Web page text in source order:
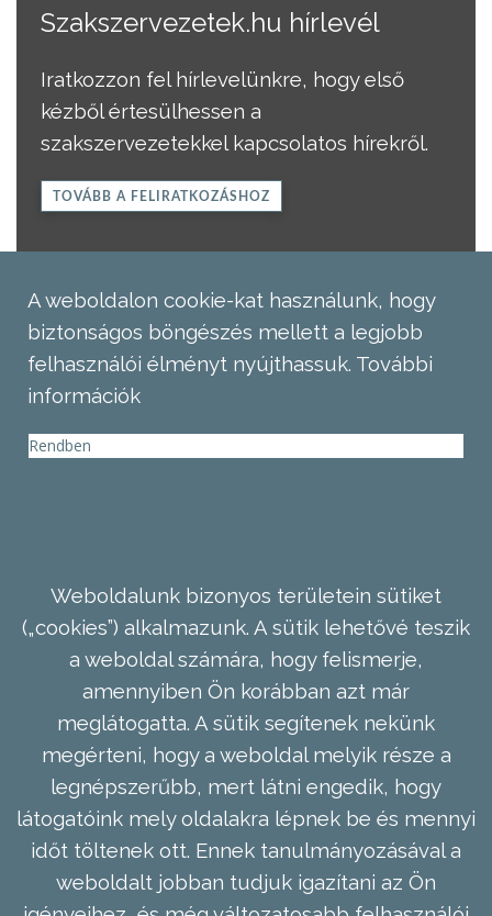
Szakszervezetek.hu hírlevél
Iratkozzon fel hírlevelünkre, hogy első
kézből értesülhessen a
szakszervezetekkel kapcsolatos hírekről.
TOVÁBB A FELIRATKOZÁSHOZ
A weboldalon cookie-kat használunk, hogy
biztonságos böngészés mellett a legjobb
felhasználói élményt nyújthassuk. További
információk
Rendben
Weboldalunk bizonyos területein sütiket
(„cookies”) alkalmazunk. A sütik lehetővé teszik
a weboldal számára, hogy felismerje,
amennyiben Ön korábban azt már
meglátogatta. A sütik segítenek nekünk
megérteni, hogy a weboldal melyik része a
legnépszerűbb, mert látni engedik, hogy
látogatóink mely oldalakra lépnek be és mennyi
időt töltenek ott. Ennek tanulmányozásával a
weboldalt jobban tudjuk igazítani az Ön